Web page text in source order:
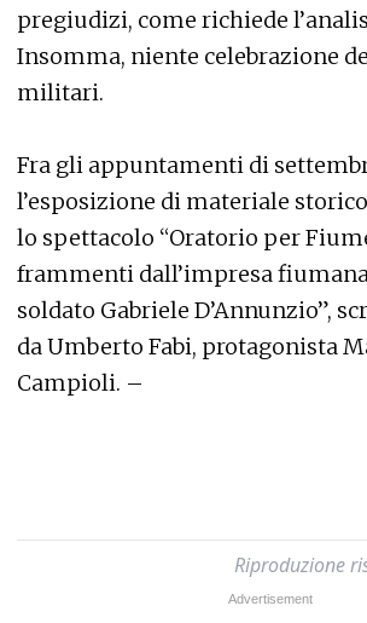
pregiudizi, come richiede
Insomma, niente celebrazione
militari.
Fra gli appuntamenti di
l’esposizione di materiale
lo spettacolo “Oratorio per
frammenti dall’impresa
soldato Gabriele D’Annunzio”,
da Umberto Fabi, protagonista
Campioli. –
Riproduzione